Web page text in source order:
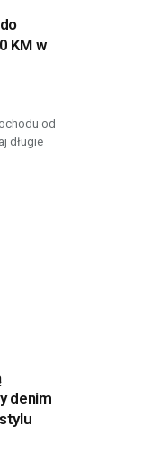
KM w
od
długie
denim